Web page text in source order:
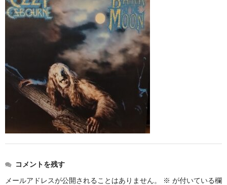
北欧メタル
メロディアス・ロック
ヘヴィ・メタル
ジャーマン・メタル
アメリカン・メタル
ブリティッシュ・ロック
イタリアン・ロック
コメントを残す
メールアドレスが公開されることはありません。
※ が付いている欄